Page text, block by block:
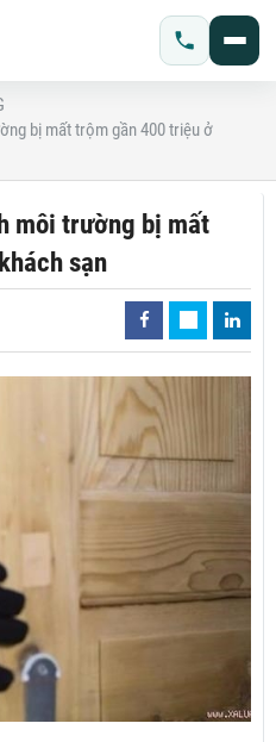
bị mất trộm gần 400 triệu ở
môi trường bị mất
sạn